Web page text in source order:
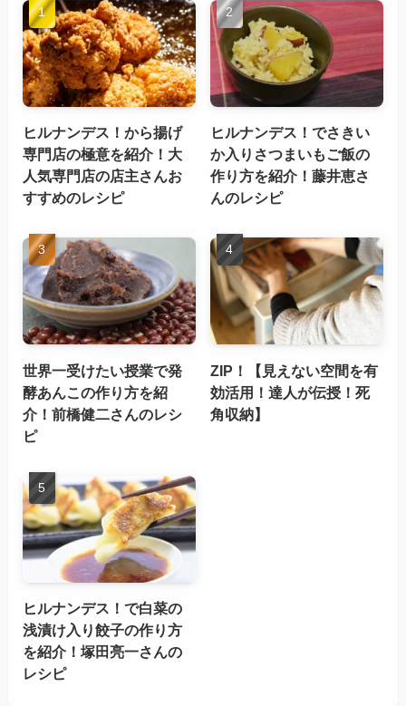
ヒルナンデス！から揚げ
専門店の極意を紹介！大
人気専門店の店主さんお
すすめのレシピ
ヒルナンデス！でさきい
か入りさつまいもご飯の
作り方を紹介！藤井恵さ
んのレシピ
世界一受けたい授業で発
酵あんこの作り方を紹
介！前橋健二さんのレシ
ピ
ZIP！【見えない空間を有
効活用！達人が伝授！死
角収納】
ヒルナンデス！で白菜の
浅漬け入り餃子の作り方
を紹介！塚田亮一さんの
レシピ